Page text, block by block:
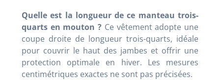
Quelle est la longueur de ce manteau trois-
quarts en mouton ? Ce vêtement adopte une
coupe droite de longueur trois-quarts, idéale
pour couvrir le haut des jambes et offrir une
protection optimale en hiver. Les mesures
centimétriques exactes ne sont pas précisées.